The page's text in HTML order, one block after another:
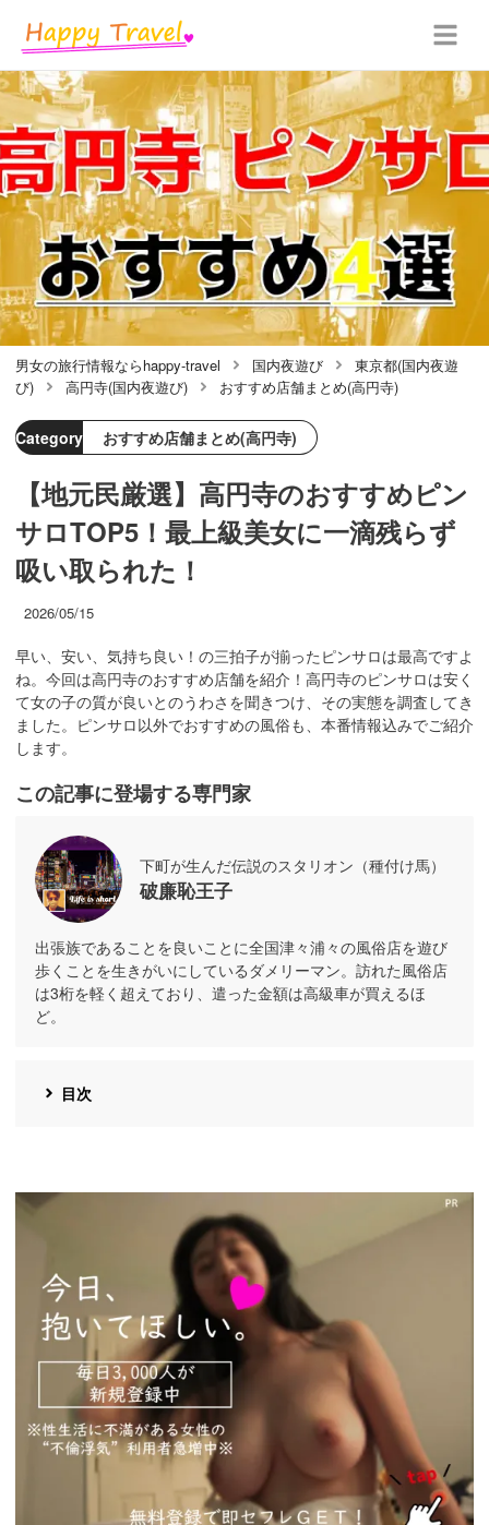
男女の旅行情報ならhappy-travel 国内夜遊び
東京都(国内夜遊
び)
高円寺(国内夜遊び) おすすめ店舗まとめ(高円寺)
Category おすすめ店舗まとめ(高円寺)
【地元民厳選】高円寺のおすすめピン
サロTOP5！最上級美女に一滴残らず
吸い取られた！
2026/05/15
早い、安い、気持ち良い！の三拍子が揃ったピンサロは最高ですよ
ね。今回は高円寺のおすすめ店舗を紹介！高円寺のピンサロは安く
て女の子の質が良いとのうわさを聞きつけ、その実態を調査してき
ました。ピンサロ以外でおすすめの風俗も、本番情報込みでご紹介
します。
この記事に登場する専門家
下町が生んだ伝説のスタリオン（種付け馬）
破廉恥王子
出張族であることを良いことに全国津々浦々の風俗店を遊び
歩くことを生きがいにしているダメリーマン。訪れた風俗店
は3桁を軽く超えており、遣った金額は高級車が買えるほ
ど。
目次
https://pcmax.jp/lp/?